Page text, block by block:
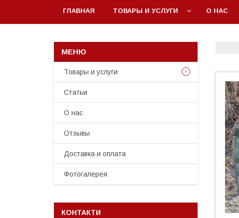
ГЛАВНАЯ ТОВАРЫ И УСЛУГИ О НАС
Товары и услуги
Статьи
О нас
Отзывы
Доставка и оплата
Фотогалерея
КОНТАКТИ